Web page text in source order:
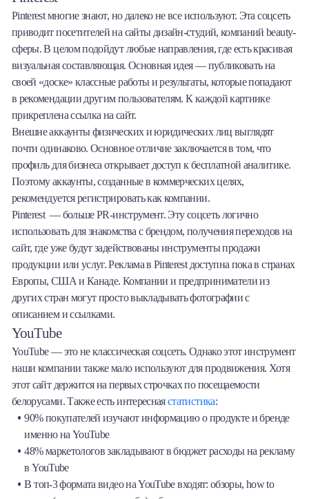
Pinterest многие знают, но далеко не все используют. Эта соцсеть
приводит посетителей на сайты дизайн-студий, компаний beauty-
сферы. В целом подойдут любые направления, где есть красивая
визуальная составляющая. Основная идея — публиковать на
своей «доске» классные работы и результаты, которые попадают
в рекомендации другим пользователям. К каждой картинке
прикреплена ссылка на сайт.
Внешне аккаунты физических и юридических лиц выглядят
почти одинаково. Основное отличие заключается в том, что
профиль для бизнеса открывает доступ к бесплатной аналитике.
Поэтому аккаунты, созданные в коммерческих целях,
рекомендуется регистрировать как компании.
Pinterest — больше PR-инструмент. Эту соцсеть логично
использовать для знакомства с брендом, получения переходов на
сайт, где уже будут задействованы инструменты продажи
продукции или услуг. Реклама в Pinterest доступна пока в странах
Европы, США и Канаде. Компании и предприниматели из
других стран могут просто выкладывать фотографии с
описанием и ссылками.
YouTube
YouTube — это не классическая соцсеть. Однако этот инструмент
наши компании также мало используют для продвижения. Хотя
этот сайт держится на первых строчках по посещаемости
белорусами. Также есть интереснаястатистика:
90% покупателей изучают информацию о продукте и бренде
именно на YouTube
48% маркетологов закладывают в бюджет расходы на рекламу
в YouTube
В топ-3 формата видео на YouTube входят: обзоры, how to